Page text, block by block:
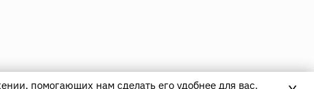
помогающих нам сделать его удобнее для вас.